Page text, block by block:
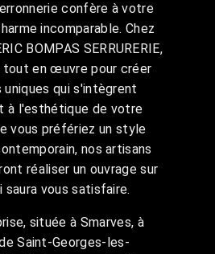
confère à votre
incomparable. Chez
BOMPAS SERRURERIE,
en œuvre pour créer
qui s'intègrent
à l'esthétique de votre
vous préfériez un style
nos artisans
réaliser un ouvrage sur
saura vous satisfaire.
située à Smarves, à
Saint-Georges-les-